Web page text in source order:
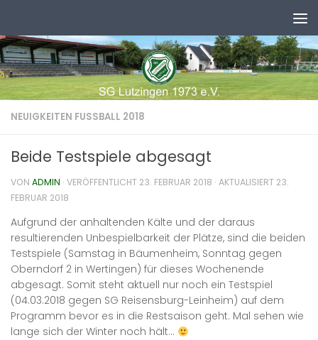
NEUIGKEITEN FUSSBALL 2018
Beide Testspiele abgesagt
VON ADMIN · VERÖFFENTLICHT 23. FEBRUAR 2018 · AKTUALISIERT 23.
FEBRUAR 2018
Aufgrund der anhaltenden Kälte und der daraus
resultierenden Unbespielbarkeit der Plätze, sind die beiden
Testspiele (Samstag in Bäumenheim, Sonntag gegen
Oberndorf 2 in Wertingen) für dieses Wochenende
abgesagt. Somit steht aktuell nur noch ein Testspiel
(04.03.2018 gegen SG Reisensburg-Leinheim) auf dem
Programm bevor es in die Restsaison geht. Mal sehen wie
lange sich der Winter noch hält…